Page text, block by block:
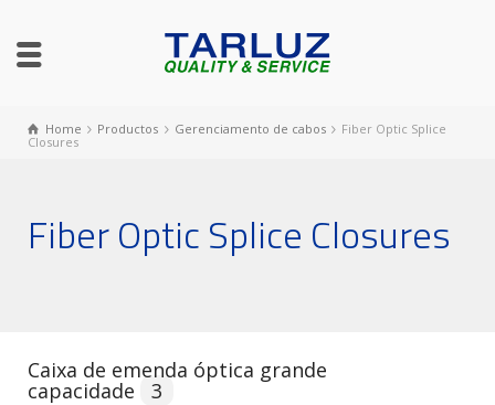
Home Productos Gerenciamento de cabos
Fiber Optic Splice
Closures
Fiber Optic Splice Closures
Caixa de emenda óptica grande
capacidade 3